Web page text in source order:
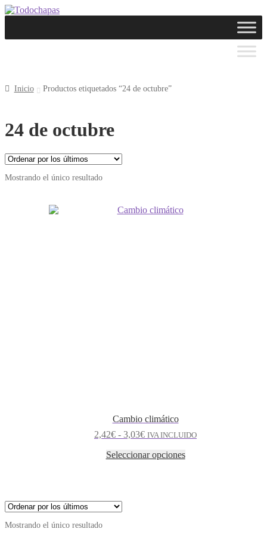
Inicio Productos etiquetados “24 de octubre”
24 de octubre
Mostrando el único resultado
Cambio climático
2,42€ - 3,03€ IVA INCLUIDO
Seleccionar opciones
Mostrando el único resultado